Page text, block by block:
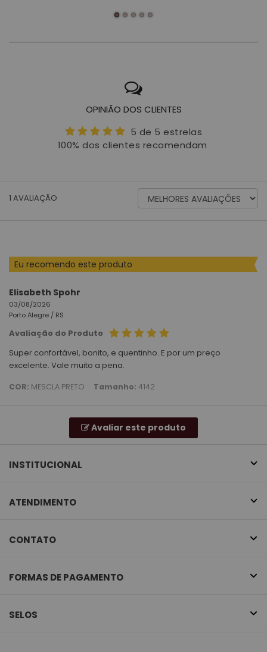
OPINIÃO DOS CLIENTES
5 de 5 estrelas
100% dos clientes recomendam
1 AVALIAÇÃO
ORDENAR
AVALIAÇÕES
Eu recomendo este produto
Elisabeth Spohr
03/08/2026
Porto Alegre / RS
Avaliação do Produto
Super confortável, bonito, e quentinho. E por um preço
excelente. Vale muito a pena.
COR: MESCLA PRETO Tamanho: 4142
Avaliar este produto
INSTITUCIONAL
ATENDIMENTO
CONTATO
FORMAS DE PAGAMENTO
SELOS